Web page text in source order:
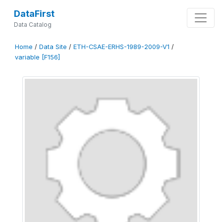
DataFirst
Data Catalog
Home / Data Site / ETH-CSAE-ERHS-1989-2009-V1 /
variable [F156]